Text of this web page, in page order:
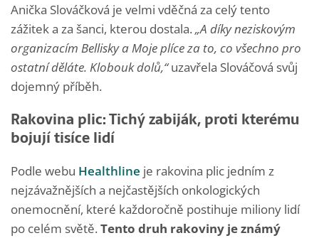
Anička Slováčková je velmi vděčná za celý tento
zážitek a za šanci, kterou dostala. „A díky neziskovým
organizacím Bellisky a Moje plíce za to, co všechno pro
ostatní děláte. Klobouk dolů,“uzavřela Slováčová svůj
dojemný příběh.
Rakovina plic: Tichý zabiják, proti kterému
bojují tisíce lidí
Podle webu Healthline je rakovina plic jedním z
nejzávažnějších a nejčastějších onkologických
onemocnění, které každoročně postihuje miliony lidí
po celém světě. Tento druh rakoviny je známý